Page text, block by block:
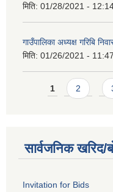
मिति: 01/28/2021 -
गाउँपालिका अध्यक्ष गरिबि
मिति: 01/26/2021 - 11:47
Pages
1 2
सार्वजनिक
Invitation for Bids